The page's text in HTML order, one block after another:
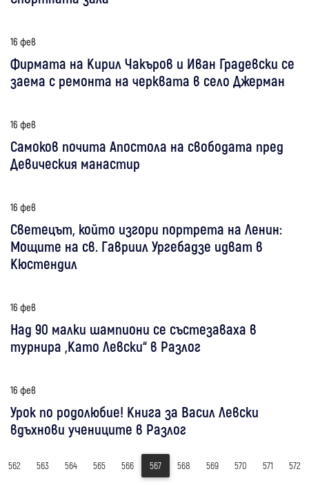
16 фев
Фирмата на Кирил Чакъров и Иван Градевски се
заема с ремонта на черквата в село Джерман
16 фев
Самоков почита Апостола на свободата пред
Девическия манастир
16 фев
Светецът, който изгори портрета на Ленин:
Мощите на св. Гавриил Ургебадзе идват в
Кюстендил
16 фев
Над 90 малки шампиони се състезаваха в
турнира „Като Левски“ в Разлог
16 фев
Урок по родолюбие! Книга за Васил Левски
вдъхнови учениците в Разлог
562 563 564 565 566 567 568 569 570 571 572